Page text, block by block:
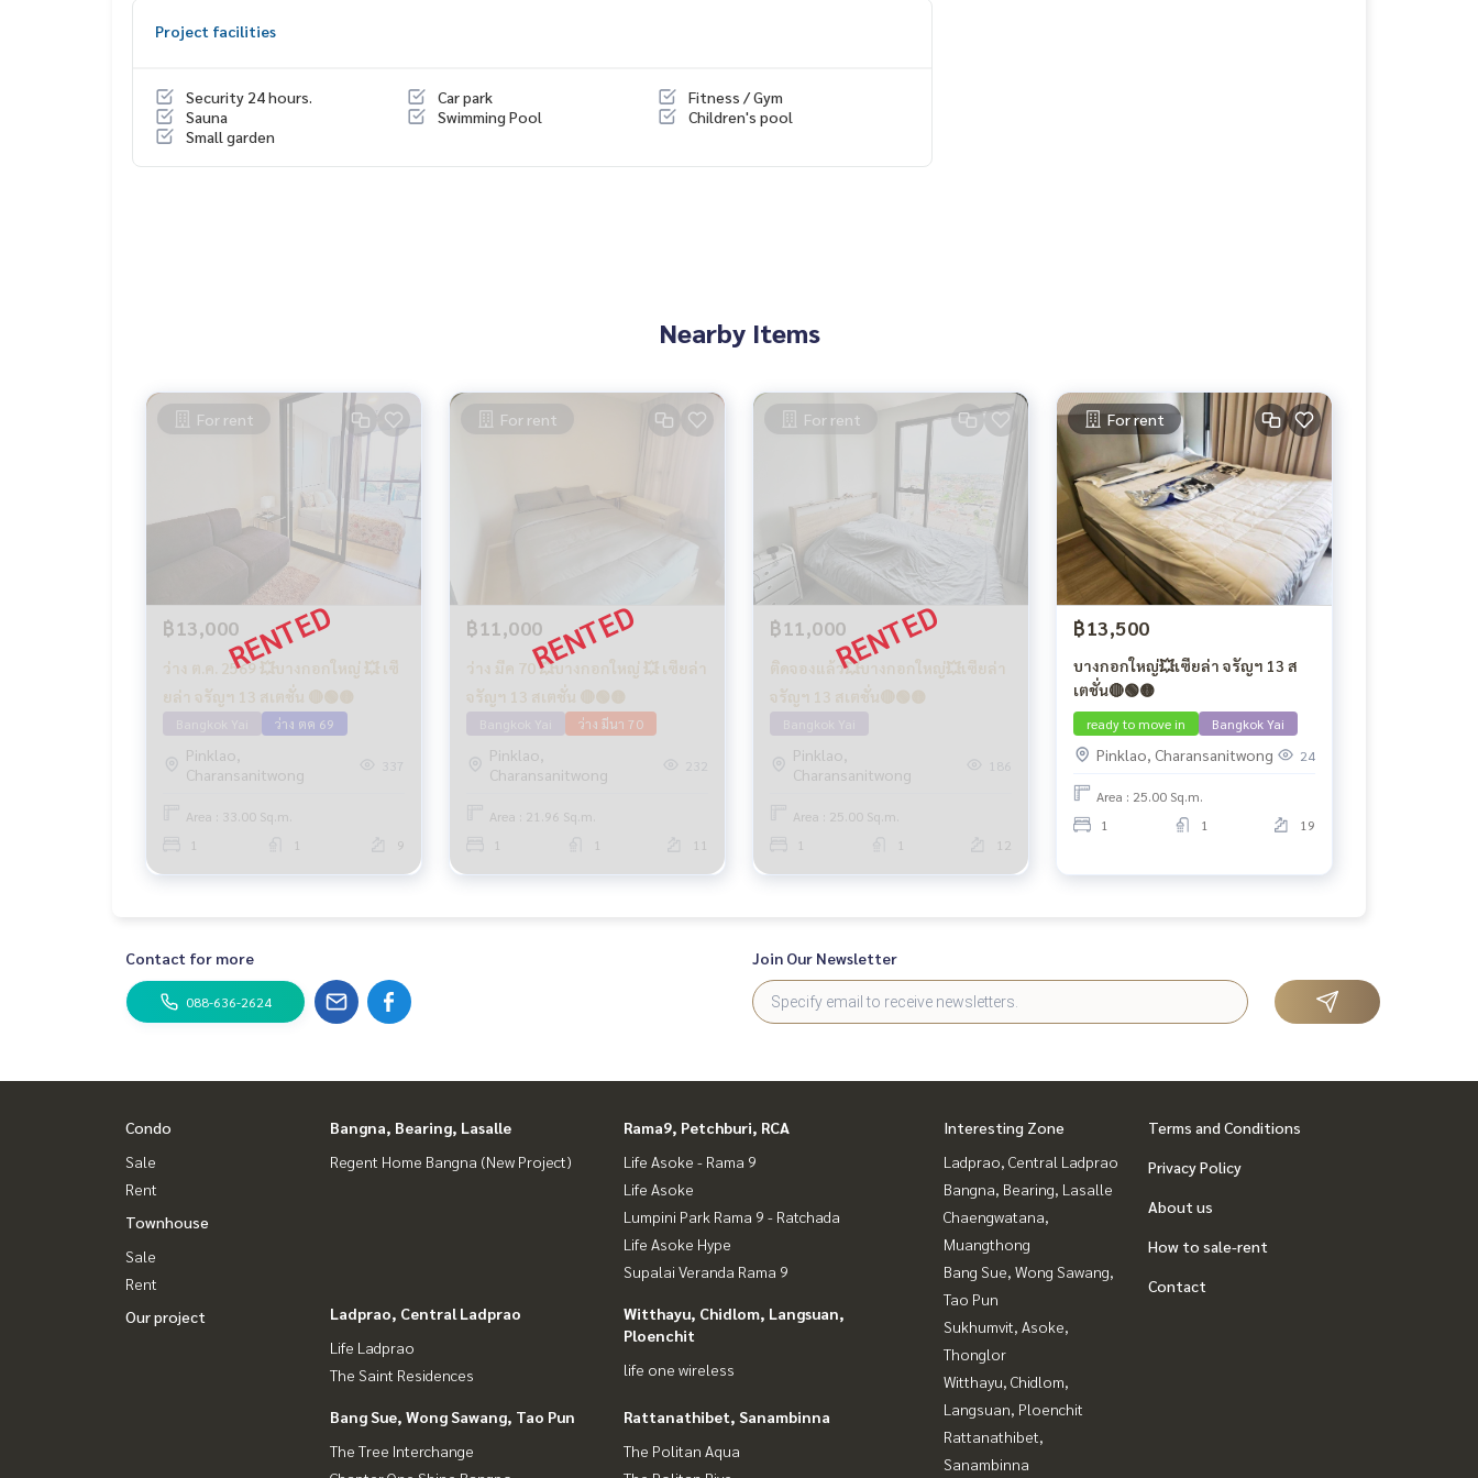
Project facilities
Security 24 hours. Car park
Fitness / Gym
Sauna
Swimming Pool
Children's pool
Small garden
Nearby Items
For rent
฿13,000
ว่าง ต.ค. 2569 💥บางกอกใหญ่ 💥 เซี
ยล่า จรัญฯ 13 สเตชั่น 🔴🟢🟡
ว่าง ตค 69
Pinklao,
Charansanitwong
337
Area : 33.00 Sq.m.
1
1 9
For rent
฿11,000
ว่าง มีค 70 💥บางกอกใหญ่ 💥 เซียล่า
จรัญฯ 13 สเตชั่น 🔴🟢🟡
ว่าง มีนา 70
Pinklao,
Charansanitwong
Area : 21.96 Sq.m.
1
1 11
For rent
฿11,000
ติดจองแล้ว💥บางกอกใหญ่💥เซียล่า
จรัญฯ 13 สเตชั่น🔴🟢🟡
Pinklao,
Charansanitwong
186
Area : 25.00 Sq.m.
1
1 12
For rent
฿13,500
บางกอกใหญ่💥เซียล่า จรัญฯ 13 ส
เตชั่น🔴🟢🟡
ready to move in Bangkok Yai
Pinklao, Charansanitwong 24
Area : 25.00 Sq.m.
1
1 19
Contact for more
088-636-2624
Join Our Newsletter
Condo
Sale
Rent
Townhouse
Sale
Rent
Our project
Bangna, Bearing, Lasalle
Regent Home Bangna (New Project)
Rama9, Petchburi, RCA
Life Asoke - Rama 9
Life Asoke
Lumpini Park Rama 9 - Ratchada
Life Asoke Hype
Supalai Veranda Rama 9
Ladprao, Central Ladprao
Life Ladprao
The Saint Residences
Witthayu, Chidlom, Langsuan,
Ploenchit
life one wireless
Bang Sue, Wong Sawang, Tao Pun
The Tree Interchange
Rattanathibet, Sanambinna
The Politan Aqua
Interesting Zone
Ladprao, Central Ladprao
Bangna, Bearing, Lasalle
Chaengwatana,
Muangthong
Bang Sue, Wong Sawang,
Tao Pun
Sukhumvit, Asoke,
Thonglor
Witthayu, Chidlom,
Langsuan, Ploenchit
Rattanathibet,
Sanambinna
Terms and Conditions
Privacy Policy
About us
How to sale-rent
Contact